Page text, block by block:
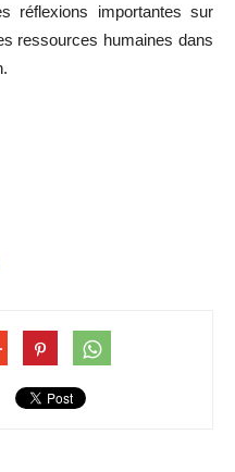
réflexions importantes sur
ressources humaines dans